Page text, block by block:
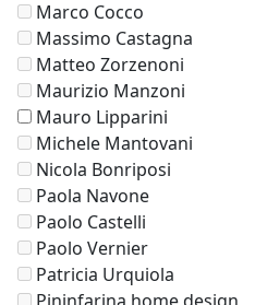
Marco Cocco
Massimo Castagna
Matteo Zorzenoni
Maurizio Manzoni
Mauro Lipparini
Michele Mantovani
Nicola Bonriposi
Paola Navone
Paolo Castelli
Paolo Vernier
Patricia Urquiola